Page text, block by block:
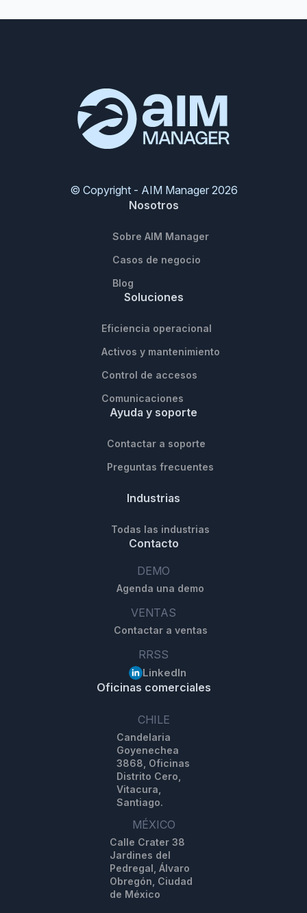
© Copyright - AIM Manager 2026
Nosotros
Sobre AIM Manager
Casos de negocio
Blog
Soluciones
Eficiencia operacional
Activos y mantenimiento
Control de accesos
Comunicaciones
Ayuda y soporte
Contactar a soporte
Preguntas frecuentes
Industrias
Todas las industrias
Contacto
DEMO
Agenda una demo
VENTAS
Contactar a ventas
RRSS
LinkedIn
Oficinas comerciales
CHILE
Candelaria
Goyenechea
3868, Oficinas
Distrito Cero,
Vitacura,
Santiago.
MÉXICO
Calle Crater 38
Jardines del
Pedregal, Álvaro
Obregón, Ciudad
de México